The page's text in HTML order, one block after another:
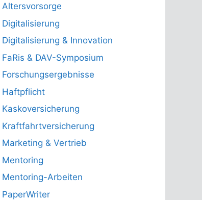
Altersvorsorge
Digitalisierung
Digitalisierung & Innovation
FaRis & DAV-Symposium
Forschungsergebnisse
Haftpflicht
Kaskoversicherung
Kraftfahrtversicherung
Marketing & Vertrieb
Mentoring
Mentoring-Arbeiten
PaperWriter